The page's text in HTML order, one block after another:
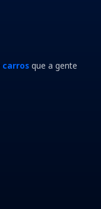
carros que a gente